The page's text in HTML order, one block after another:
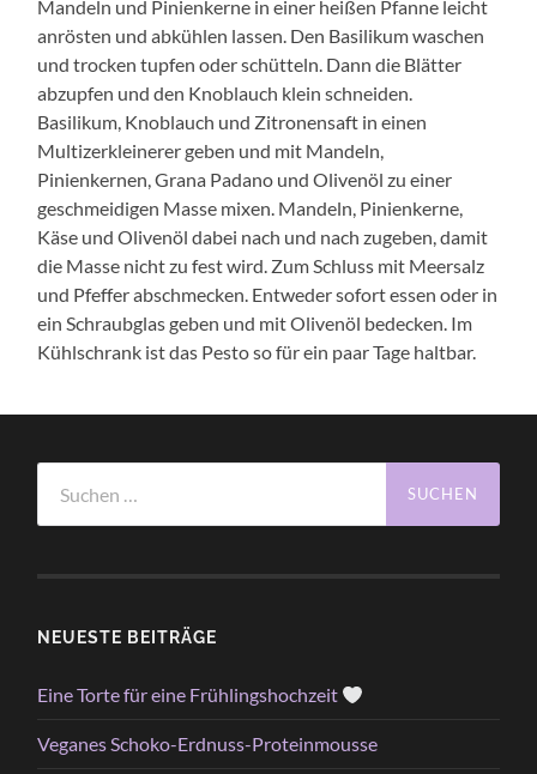
Mandeln und Pinienkerne in einer heißen Pfanne leicht
anrösten und abkühlen lassen. Den Basilikum waschen
und trocken tupfen oder schütteln. Dann die Blätter
abzupfen und den Knoblauch klein schneiden.
Basilikum, Knoblauch und Zitronensaft in einen
Multizerkleinerer geben und mit Mandeln,
Pinienkernen, Grana Padano und Olivenöl zu einer
geschmeidigen Masse mixen. Mandeln, Pinienkerne,
Käse und Olivenöl dabei nach und nach zugeben, damit
die Masse nicht zu fest wird. Zum Schluss mit Meersalz
und Pfeffer abschmecken. Entweder sofort essen oder in
ein Schraubglas geben und mit Olivenöl bedecken. Im
Kühlschrank ist das Pesto so für ein paar Tage haltbar.
nach:
NEUESTE BEITRÄGE
Eine Torte für eine Frühlingshochzeit
Veganes Schoko-Erdnuss-Proteinmousse